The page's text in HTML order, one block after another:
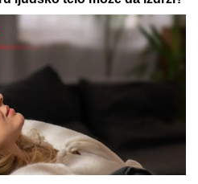
sada po specijalnoj
31.8.